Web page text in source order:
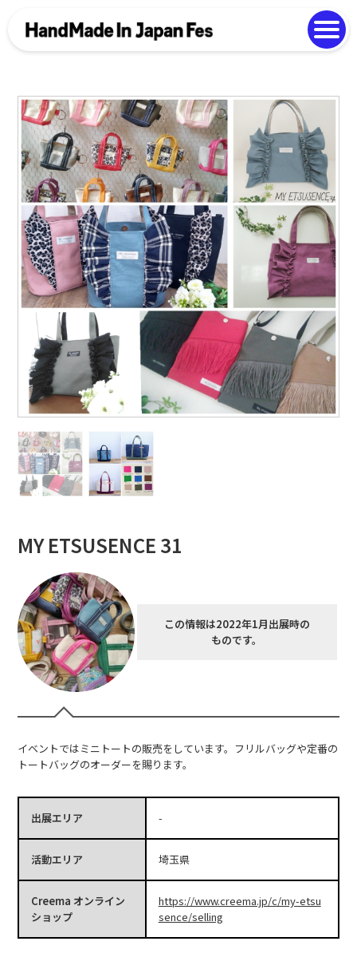
Photo Gallery
EN 中文
MY ETSUSENCE 31
この情報は2022年1月出展時の
ものです。
イベントではミニトートの販売をしています。フリルバッグや定番の
トートバッグのオーダーを賜ります。
出展エリア -
活動エリア 埼玉県
Creema オンライン
ショップ
https://www.creema.jp/c/my-etsu
sence/selling